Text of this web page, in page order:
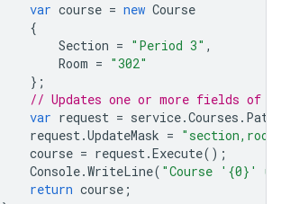
var course = new Course
{
Section = "Period 3" ,
Room = "302"
};
// Updates one or more fields of
var request = service.Courses .
request.UpdateMask =
course = request.Execute();
Console.WriteLine( "Course '{0}'
return course ;